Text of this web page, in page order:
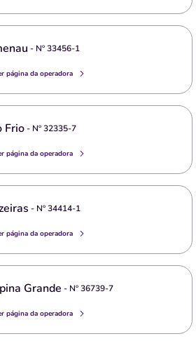
- Nº33456-1
página da operadora
Frio- Nº32335-7
página da operadora
- Nº34414-1
página da operadora
Grande - Nº36739-7
página da operadora